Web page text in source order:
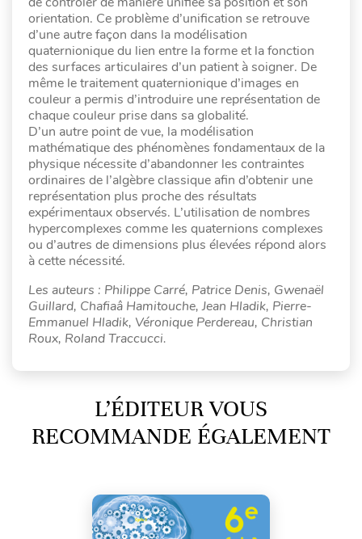
orientation. Ce problème d’unification se retrouve
d’une autre façon dans la modélisation
quaternionique du lien entre la forme et la fonction
des surfaces articulaires d’un patient à soigner. De
même le traitement quaternionique d’images en
couleur a permis d’introduire une représentation de
chaque couleur prise dans sa globalité.
D’un autre point de vue, la modélisation
mathématique des phénomènes fondamentaux de la
physique nécessite d’abandonner les contraintes
ordinaires de l’algèbre classique afin d’obtenir une
représentation plus proche des résultats
expérimentaux observés. L’utilisation de nombres
hypercomplexes comme les quaternions complexes
ou d’autres de dimensions plus élevées répond alors
à cette nécessité.
Les auteurs : Philippe Carré, Patrice Denis, Gwenaël
Guillard, Chafiaâ Hamitouche, Jean Hladik, Pierre-
Emmanuel Hladik, Véronique Perdereau, Christian
Roux, Roland Traccucci.
L’ÉDITEUR VOUS
RECOMMANDE ÉGALEMENT